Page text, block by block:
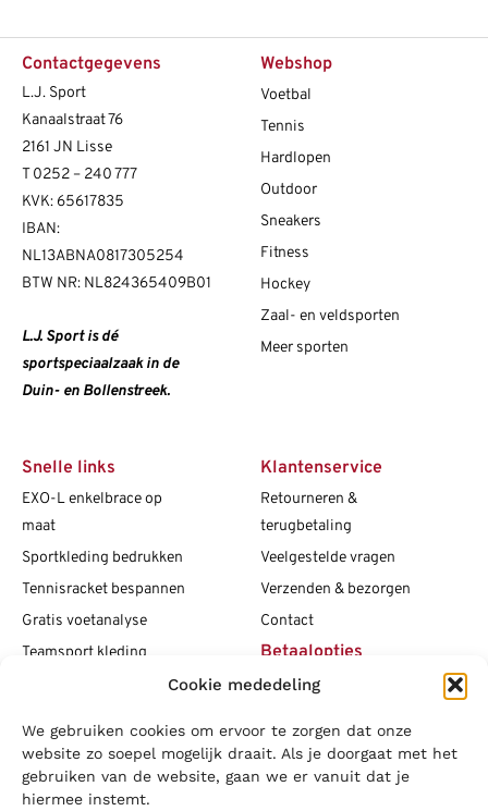
Cookie mededeling
We gebruiken cookies om ervoor te zorgen dat onze
website zo soepel mogelijk draait. Als je doorgaat met het
gebruiken van de website, gaan we er vanuit dat je
hiermee instemt.
Contactgegevens
L.J. Sport
Kanaalstraat 76
2161 JN Lisse
T 0252 – 240 777
KVK: 65617835
IBAN:
NL13ABNA0817305254
BTW NR: NL824365409B01
L.J. Sport is dé
sportspeciaalzaak in de
Duin- en Bollenstreek.
Webshop
Voetbal
Tennis
Hardlopen
Outdoor
Sneakers
Fitness
Hockey
Zaal- en veldsporten
Meer sporten
Snelle links
EXO-L enkelbrace op
maat
Sportkleding bedrukken
Tennisracket bespannen
Gratis voetanalyse
Teamsport kleding
Vacatures
Blogs
Klantenservice
Retourneren &
terugbetaling
Veelgestelde vragen
Verzenden & bezorgen
Contact
Betaalopties
Social media